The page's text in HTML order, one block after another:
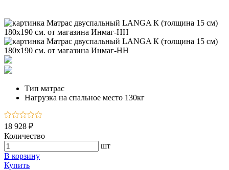
Тип матрас
Нагрузка на спальное место 130кг
18 928 ₽
Количество
шт
В корзину
Купить